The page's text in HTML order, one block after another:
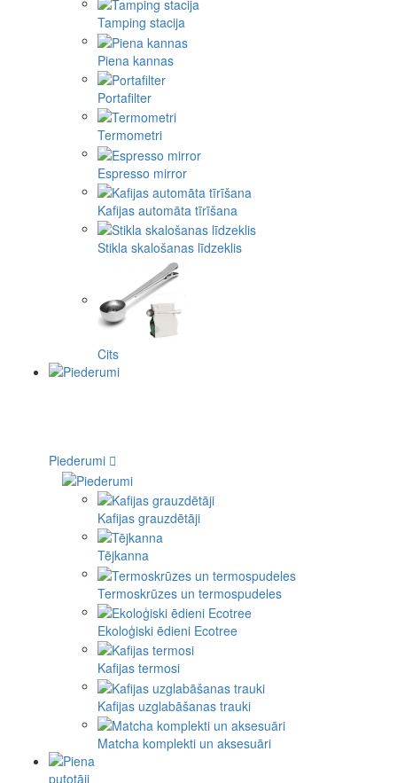
Tamping stacija
Piena kannas
Portafilter
Termometri
Espresso mirror
Kafijas automāta tīrīšana
Stikla skalošanas līdzeklis
Cits
Piederumi
Kafijas grauzdētāji
Tējkanna
Termoskrūzes un termospudeles
Ekoloģiski ēdieni Ecotree
Kafijas termosi
Kafijas uzglabāšanas trauki
Matcha komplekti un aksesuāri